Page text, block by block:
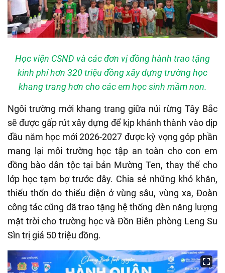
Học viện CSND và các đơn vị đồng hành trao tặng
kinh phí hơn 320 triệu đồng xây dựng trường học
khang trang hơn cho các em học sinh mầm non.
Ngôi trường mới khang trang giữa núi rừng Tây Bắc
sẽ được gấp rút xây dựng để kịp khánh thành vào dịp
đầu năm học mới 2026-2027 được kỳ vọng góp phần
mang lại môi trường học tập an toàn cho con em
đồng bào dân tộc tại bản Mường Ten, thay thế cho
lớp học tạm bợ trước đây. Chia sẻ những khó khăn,
thiếu thốn do thiếu điện ở vùng sâu, vùng xa, Đoàn
công tác cũng đã trao tặng hệ thống đèn năng lượng
mặt trời cho trường học và Đồn Biên phòng Leng Su
Sìn trị giá 50 triệu đồng.